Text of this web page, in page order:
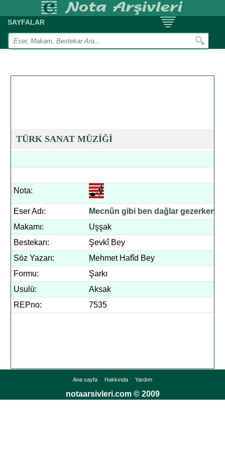
SAYFALAR
TÜRK SANAT MÜZİĞİ
Nota:
Eser Adı:
Mecnûn gibi ben dağlar gezerken
Makamı:
Uşşak
Bestekarı:
Şevkî Bey
Söz Yazarı:
Mehmet Hafîd Bey
Formu:
Şarkı
Usulü:
Aksak
REPno:
7535
Ana sayfa Hakkında Yardım
notaarsivleri.com © 2009